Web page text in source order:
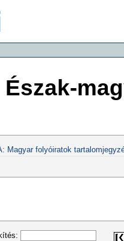
Magyar folyóiratok